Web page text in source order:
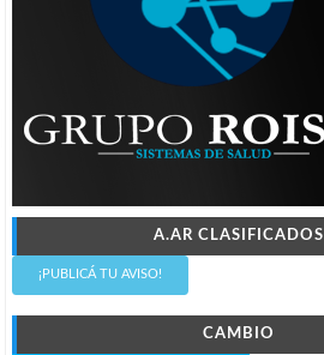
A.AR CLASIFICADOS
¡PUBLICÁ TU AVISO!
CAMBIO